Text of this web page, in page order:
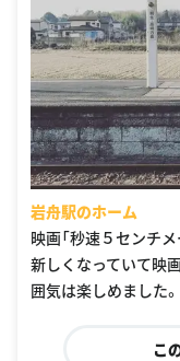
岩舟駅のホーム
映画「秒速５センチ
新しくなっていて映
囲気は楽しめました。
こ